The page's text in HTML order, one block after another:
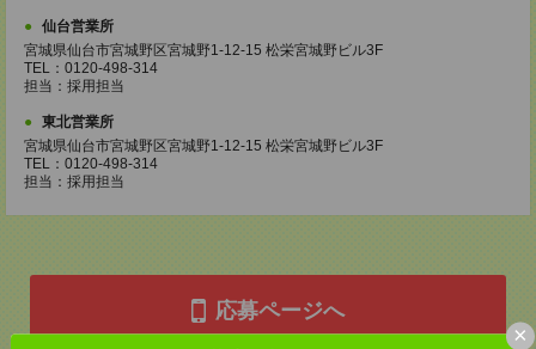
×
仙台営業所
宮城県仙台市宮城野区宮城野1-12-15 松栄宮城野ビル3F
TEL：0120-498-314
担当：採用担当
東北営業所
宮城県仙台市宮城野区宮城野1-12-15 松栄宮城野ビル3F
TEL：0120-498-314
担当：採用担当
応募ページへ